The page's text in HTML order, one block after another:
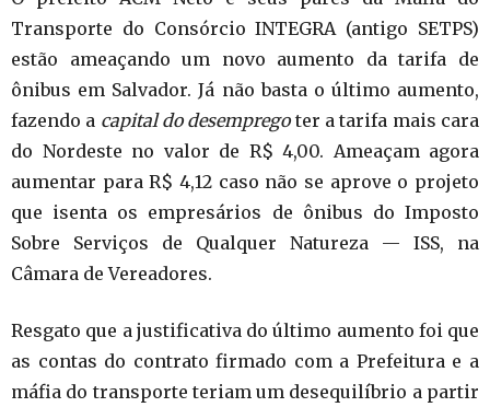
Transporte do Consórcio INTEGRA (antigo SETPS)
estão ameaçando um novo aumento da tarifa de
ônibus em Salvador. Já não basta o último aumento,
fazendo a capital do desempregoter a tarifa mais cara
do Nordeste no valor de R$ 4,00. Ameaçam agora
aumentar para R$ 4,12 caso não se aprove o projeto
que isenta os empresários de ônibus do Imposto
Sobre Serviços de Qualquer Natureza — ISS, na
Câmara de Vereadores.
Resgato que a justificativa do último aumento foi que
as contas do contrato firmado com a Prefeitura e a
máfia do transporte teriam um desequilíbrio a partir